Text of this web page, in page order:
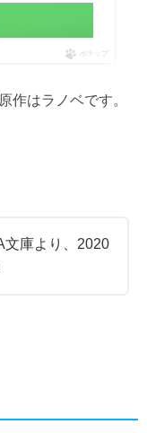
ポチップ
作はラノベです。
文庫より、2020